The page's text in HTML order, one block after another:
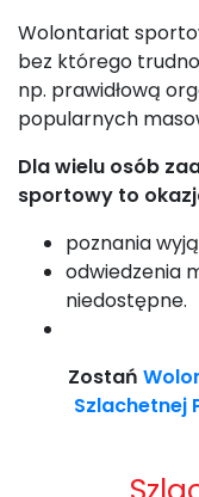
Wolontariat
bez którego
np. prawidłową
popularnych
Dla wielu osób
sportowy to
poznania
odwiedzenia
niedostępne.
Zostań
Szlachetnej